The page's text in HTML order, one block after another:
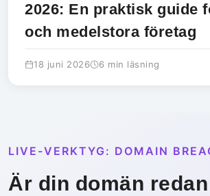
2026: En praktisk guide
och medelstora företag
18 juni 2026 6 min läsning
LIVE-VERKTYG: DOMAIN
Är din domän redan